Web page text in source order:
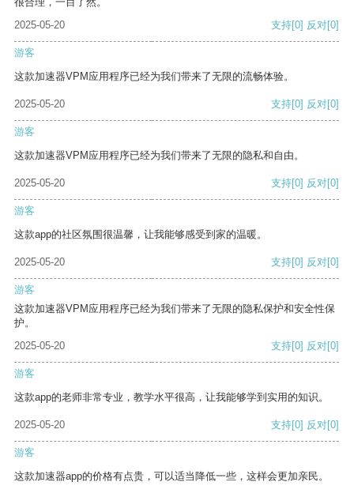
2025-05-20
支持[0] 反对[0]
游客
这款加速器VPM应用程序已经为我们带来了无限的流畅体验。
2025-05-20 支持[0] 反对[0]
游客
这款加速器VPM应用程序已经为我们带来了无限的隐私和自由。
2025-05-20 支持[0] 反对[0]
游客
这款app的社区氛围很温馨，让我能够感受到家的温暖。
2025-05-20 支持[0] 反对[0]
游客
这款加速器VPM应用程序已经为我们带来了无限的隐私保护和安全性保
护。
2025-05-20
支持[0] 反对[0]
游客
这款app的老师非常专业，教学水平很高，让我能够学到实用的知识。
2025-05-20 支持[0] 反对[0]
游客
这款加速器app的价格有点贵，可以适当降低一些，这样会更加亲民。